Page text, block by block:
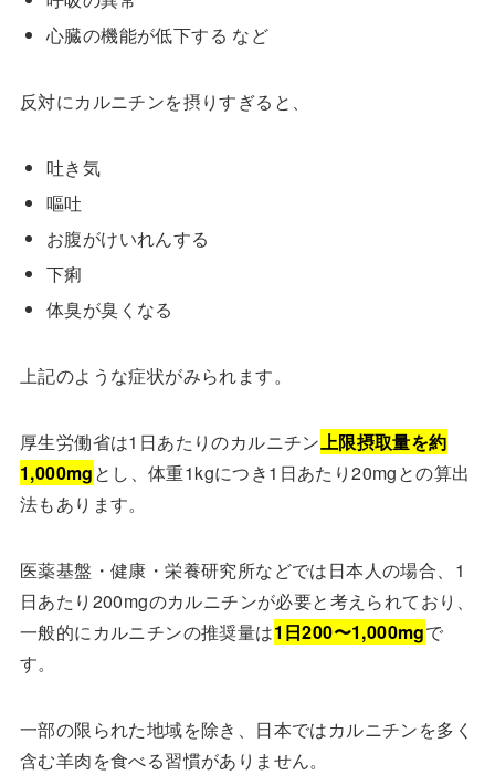
心臓の機能が低下する など
反対にカルニチンを摂りすぎると、
吐き気
嘔吐
お腹がけいれんする
下痢
体臭が臭くなる
上記のような症状がみられます。
厚生労働省は1日あたりのカルニチン上限摂取量を約
1,000mgとし、体重1kgにつき1日あたり20mgとの算出
法もあります。
医薬基盤・健康・栄養研究所などでは日本人の場合、1
日あたり200mgのカルニチンが必要と考えられており、
一般的にカルニチンの推奨量は1日200〜1,000mgで
す。
一部の限られた地域を除き、日本ではカルニチンを多く
含む羊肉を食べる習慣がありません。